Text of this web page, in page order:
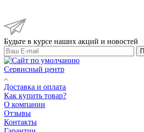
Будьте в курсе наших акций и новостей
Сервисный центр
Доставка и оплата
Как купить товар?
О компании
Отзывы
Контакты